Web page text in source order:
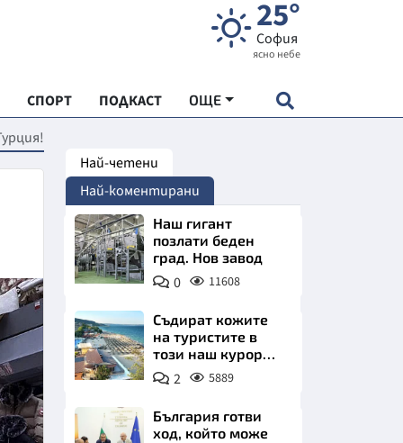
25°
София
ясно небе
СПОРТ ПОДКАСТ ОЩЕ
"ЧУДЕСАТА НА БЪЛГАРИЯ"
ХРАНА
ИКОНОМИКА
Най-четени
Най-коментирани
Наш гигант
позлати беден
град. Нов завод
0 11608
Съдират кожите
на туристите в
този наш курорт.
Шокираща
сметка за обяд на
2 5889
България готви
ход, който може